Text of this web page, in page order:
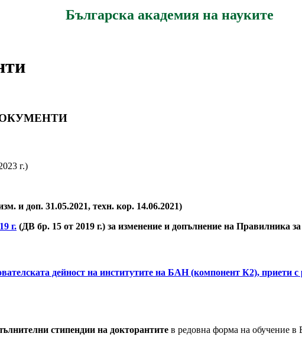
Българска академия на науките
г.)
и доп. 31.05.2021, техн. кор. 14.06.2021)
г. (ДВ бр. 15 от 2019 г.) за изменение и допълнение на Правилника
дейност на институтите на БАН (компонент К2),
стипендии на докторантите в редовна форма на обучение